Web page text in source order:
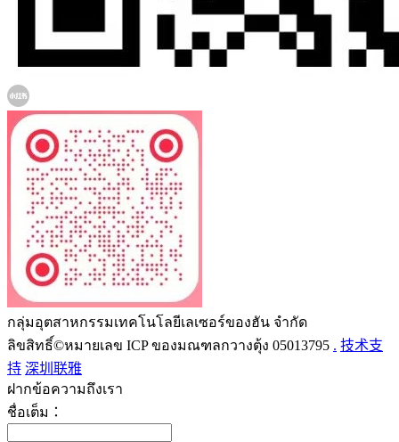
กลุ่มอุตสาหกรรมเทคโนโลยีเลเซอร์ของฮัน จำกัด
ลิขสิทธิ์©หมายเลข ICP ของมณฑลกวางตุ้ง 05013795 . 技术支
持 深圳联雅
ฝากข้อความถึงเรา
ชื่อเต็ม：